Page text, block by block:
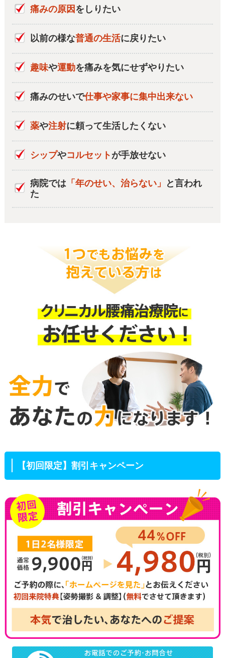
痛みの原因 をしりたい
以前の様な普通の生活に戻りたい
趣味や運動を痛みを気にせずやりたい
痛みのせいで仕事や家事に集中出来ない
薬や注射に頼って生活したくない
シップやコルセット が手放せない
病院では 「年のせい、治らない」
と言われ
た
【初回限定】割引キャンペーン